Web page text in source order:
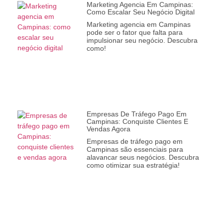
Marketing Agencia Em Campinas:
Como Escalar Seu Negócio Digital
Marketing agencia em Campinas
pode ser o fator que falta para
impulsionar seu negócio. Descubra
como!
Empresas De Tráfego Pago Em
Campinas: Conquiste Clientes E
Vendas Agora
Empresas de tráfego pago em
Campinas são essenciais para
alavancar seus negócios. Descubra
como otimizar sua estratégia!